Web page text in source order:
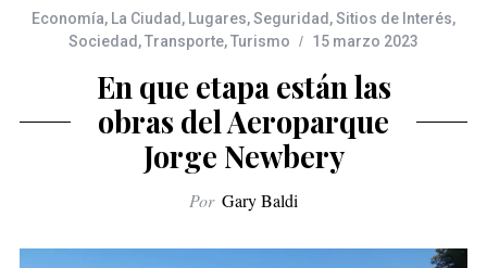
Economía, La Ciudad , Lugares,Seguridad ,Sitios de Interés,
Sociedad ,Transporte,Turismo 15 marzo 2023
En que etapa están las
obras del Aeroparque
Jorge Newbery
Por Gary Baldi